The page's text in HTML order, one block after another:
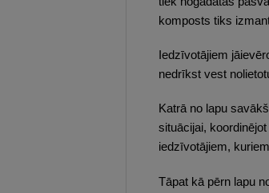
komposts tiks
Iedzīvotājiem
nedrīkst vest
Katrā no lapu
situācijai,
iedzīvotājiem,
Tāpat kā pērn lapu